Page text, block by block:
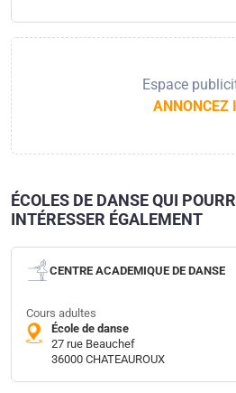
Espace
ANNONCEZ
ÉCOLES DE DANSE QUI
INTÉRESSER ÉGALEMENT
CENTRE ACADEMIQUE DE DANSE
Cours adultes
École de danse
27 rue Beauchef
36000 CHATEAUROUX